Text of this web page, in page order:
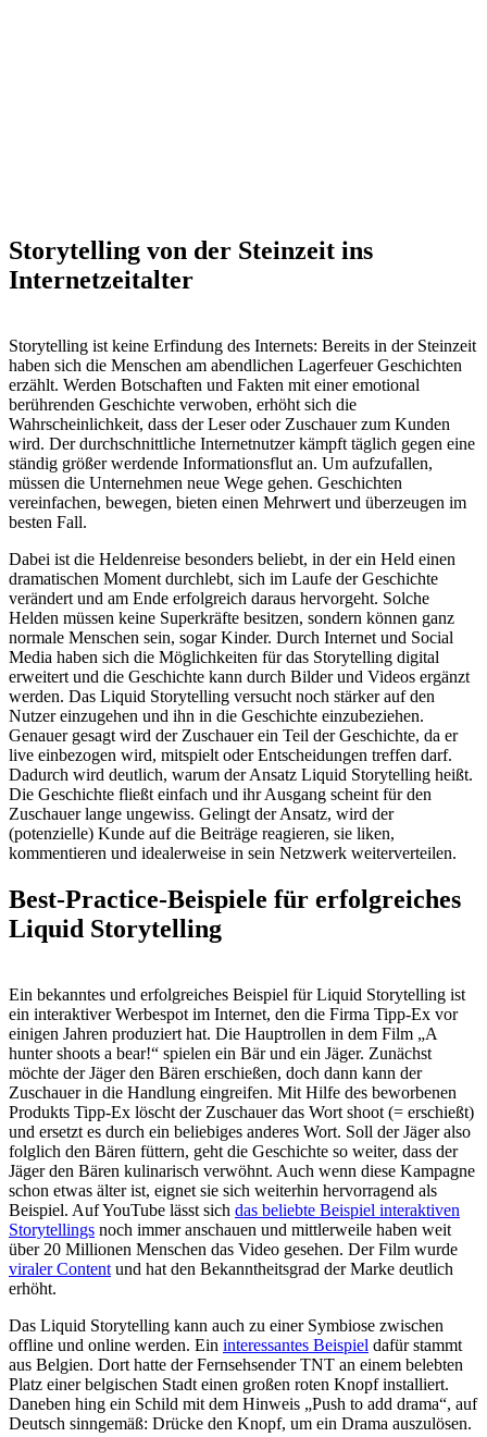
Storytelling von der Steinzeit ins
Internetzeitalter
Storytelling ist keine Erfindung des Internets: Bereits in der Steinzeit
haben sich die Menschen am abendlichen Lagerfeuer Geschichten
erzählt. Werden Botschaften und Fakten mit einer emotional
berührenden Geschichte verwoben, erhöht sich die
Wahrscheinlichkeit, dass der Leser oder Zuschauer zum Kunden
wird. Der durchschnittliche Internetnutzer kämpft täglich gegen eine
ständig größer werdende Informationsflut an. Um aufzufallen,
müssen die Unternehmen neue Wege gehen. Geschichten
vereinfachen, bewegen, bieten einen Mehrwert und überzeugen im
besten Fall.
Dabei ist die Heldenreise besonders beliebt, in der ein Held einen
dramatischen Moment durchlebt, sich im Laufe der Geschichte
verändert und am Ende erfolgreich daraus hervorgeht. Solche
Helden müssen keine Superkräfte besitzen, sondern können ganz
normale Menschen sein, sogar Kinder. Durch Internet und Social
Media haben sich die Möglichkeiten für das Storytelling digital
erweitert und die Geschichte kann durch Bilder und Videos ergänzt
werden. Das Liquid Storytelling versucht noch stärker auf den
Nutzer einzugehen und ihn in die Geschichte einzubeziehen.
Genauer gesagt wird der Zuschauer ein Teil der Geschichte, da er
live einbezogen wird, mitspielt oder Entscheidungen treffen darf.
Dadurch wird deutlich, warum der Ansatz Liquid Storytelling heißt.
Die Geschichte fließt einfach und ihr Ausgang scheint für den
Zuschauer lange ungewiss. Gelingt der Ansatz, wird der
(potenzielle) Kunde auf die Beiträge reagieren, sie liken,
kommentieren und idealerweise in sein Netzwerk weiterverteilen.
Best-Practice-Beispiele für erfolgreiches
Liquid Storytelling
Ein bekanntes und erfolgreiches Beispiel für Liquid Storytelling ist
ein interaktiver Werbespot im Internet, den die Firma Tipp-Ex vor
einigen Jahren produziert hat. Die Hauptrollen in dem Film „A
hunter shoots a bear!“ spielen ein Bär und ein Jäger. Zunächst
möchte der Jäger den Bären erschießen, doch dann kann der
Zuschauer in die Handlung eingreifen. Mit Hilfe des beworbenen
Produkts Tipp-Ex löscht der Zuschauer das Wort shoot (= erschießt)
und ersetzt es durch ein beliebiges anderes Wort. Soll der Jäger also
folglich den Bären füttern, geht die Geschichte so weiter, dass der
Jäger den Bären kulinarisch verwöhnt. Auch wenn diese Kampagne
schon etwas älter ist, eignet sie sich weiterhin hervorragend als
Beispiel. Auf YouTube lässt sich das beliebte Beispiel interaktiven
Storytellings noch immer anschauen und mittlerweile haben weit
über 20 Millionen Menschen das Video gesehen. Der Film wurde
viraler Content und hat den Bekanntheitsgrad der Marke deutlich
erhöht.
Das Liquid Storytelling kann auch zu einer Symbiose zwischen
offline und online werden. Ein interessantes Beispiel dafür stammt
aus Belgien. Dort hatte der Fernsehsender TNT an einem belebten
Platz einer belgischen Stadt einen großen roten Knopf installiert.
Daneben hing ein Schild mit dem Hinweis „Push to add drama“, auf
Deutsch sinngemäß: Drücke den Knopf, um ein Drama auszulösen.